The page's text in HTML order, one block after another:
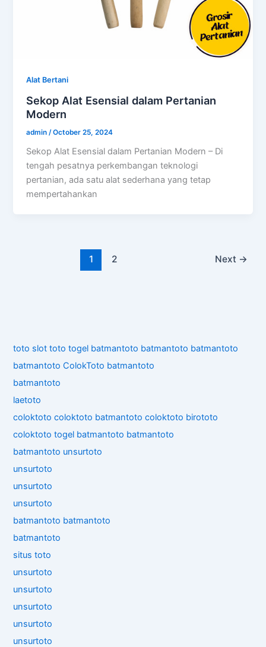
Alat Bertani
Sekop Alat Esensial dalam Pertanian
Modern
admin /October 25, 2024
Sekop Alat Esensial dalam Pertanian Modern – Di
tengah pesatnya perkembangan teknologi
pertanian, ada satu alat sederhana yang tetap
mempertahankan
1 2 Next →
toto slot toto togel batmantoto batmantoto batmantoto
batmantoto ColokToto batmantoto
batmantoto
laetoto
coloktoto coloktoto batmantoto coloktoto birototo
coloktoto togel batmantoto batmantoto
batmantoto unsurtoto
unsurtoto
unsurtoto
unsurtoto
batmantoto batmantoto
batmantoto
situs toto
unsurtoto
unsurtoto
unsurtoto
unsurtoto
unsurtoto